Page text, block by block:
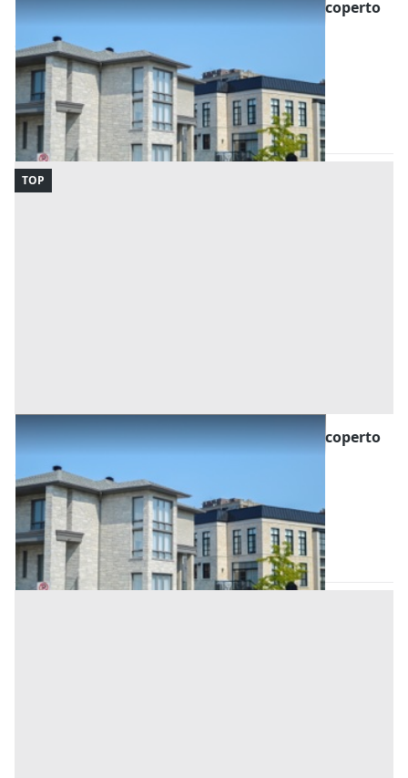
Asta Porzione di bifamiliare con garage e scoperto
esclusivo
Abano Terme (Padova)
Offerta minima
195.450 € 260.600 €
Codice asta:
f0197b8b
Asta chiusa
TOP
Asta Porzione di bifamiliare con garage e scoperto
esclusivo
Abano Terme (Padova)
Offerta minima
195.450 € 260.600 €
Codice asta:
b1535a22
Asta chiusa